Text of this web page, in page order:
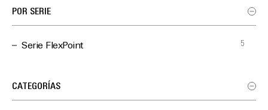
Optimal Audio
TiMax 0
POR SERIE
Serie FlexPoint 5
CATEGORÍAS